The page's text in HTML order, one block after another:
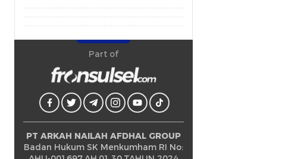
Part of
PT ARKAH NAILAH AFDHAL GROUP
Badan Hukum SK Menkumham RI No: